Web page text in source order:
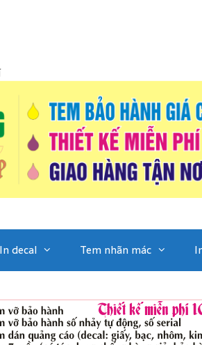
decal Tem nhãn mác